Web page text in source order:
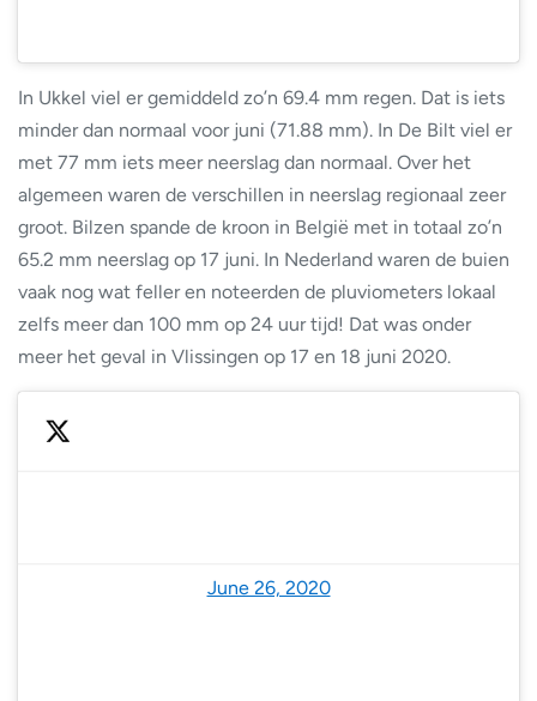
In Ukkel viel er gemiddeld zo’n 69.4 mm regen. Dat is iets
minder dan normaal voor juni (71.88 mm). In De Bilt viel er
met 77 mm iets meer neerslag dan normaal. Over het
algemeen waren de verschillen in neerslag regionaal zeer
groot. Bilzen spande de kroon in België met in totaal zo’n
65.2 mm neerslag op 17 juni. In Nederland waren de buien
vaak nog wat feller en noteerden de pluviometers lokaal
zelfs meer dan 100 mm op 24 uur tijd! Dat was onder
meer het geval in Vlissingen op 17 en 18 juni 2020.
June 26, 2020